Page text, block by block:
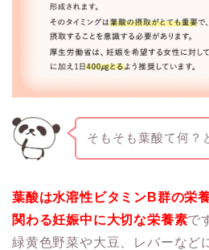
そもそも葉酸て何？
葉酸は水溶性ビタミンB群の栄
関わる妊娠中に大切な栄養素で
緑黄色野菜や大豆、レバーなど